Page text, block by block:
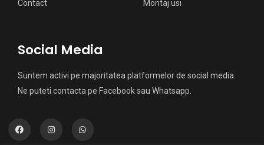
Contact
Montaj usi
Social Media
Suntem activi pe majoritatea platformelor de social media.
Ne puteti contacta pe Facebook sau Whatsapp.